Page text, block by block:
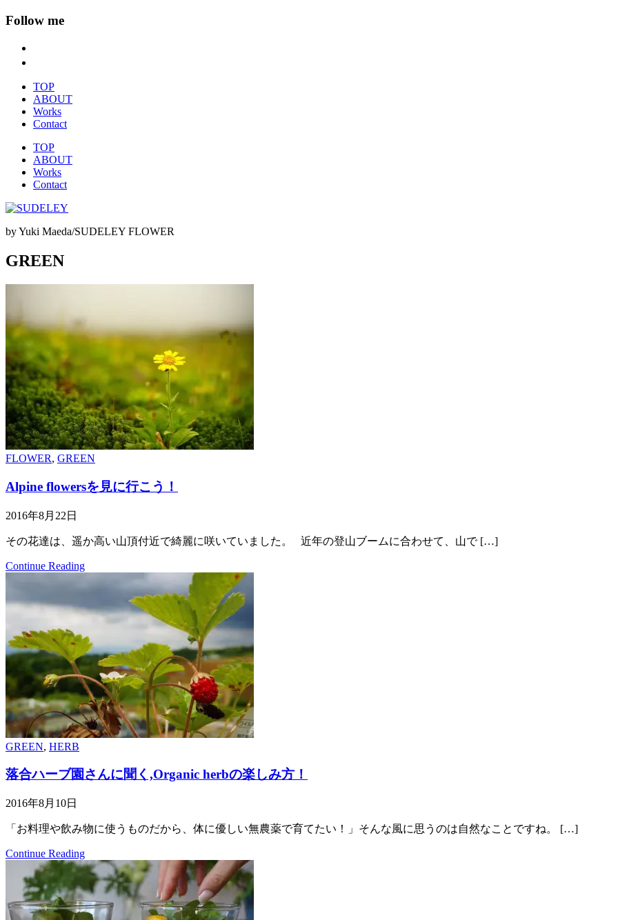
Follow me
TOP
ABOUT
Works
Contact
TOP
ABOUT
Works
Contact
by Yuki Maeda/SUDELEY FLOWER
GREEN
FLOWER, GREEN
Alpine flowersを見に行こう！
2016年8月22日
その花達は、遥か高い山頂付近で綺麗に咲いていました。 近年の登山ブームに合わせて、山で […]
Continue Reading
GREEN, HERB
落合ハーブ園さんに聞く,Organic herbの楽しみ方！
2016年8月10日
「お料理や飲み物に使うものだから、体に優しい無農薬で育てたい！」そんな風に思うのは自然なことですね。 […]
Continue Reading